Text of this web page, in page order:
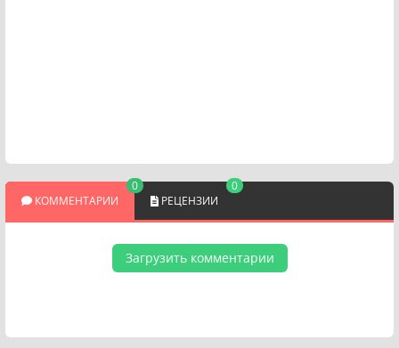
КОММЕНТАРИИ
0
РЕЦЕНЗИИ
0
Загрузить комментарии